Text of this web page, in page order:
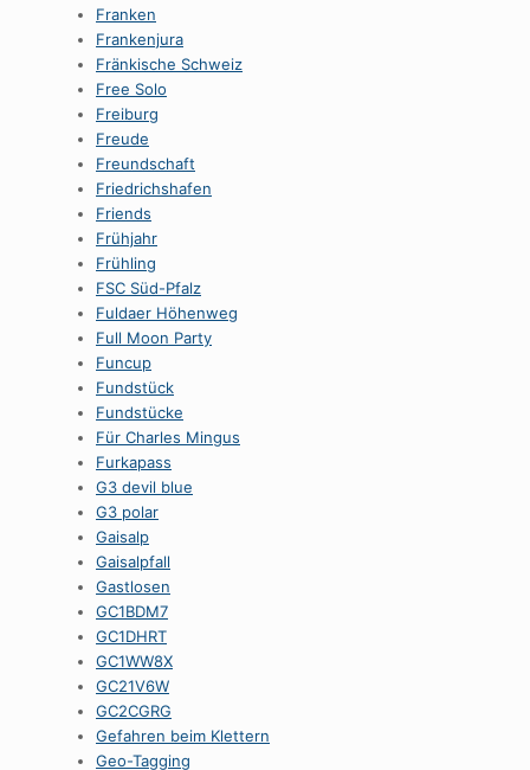
Franken
Frankenjura
Fränkische Schweiz
Free Solo
Freiburg
Freude
Freundschaft
Friedrichshafen
Friends
Frühjahr
Frühling
FSC Süd-Pfalz
Fuldaer Höhenweg
Full Moon Party
Funcup
Fundstück
Fundstücke
Für Charles Mingus
Furkapass
G3 devil blue
G3 polar
Gaisalp
Gaisalpfall
Gastlosen
GC1BDM7
GC1DHRT
GC1WW8X
GC21V6W
GC2CGRG
Gefahren beim Klettern
Geo-Tagging